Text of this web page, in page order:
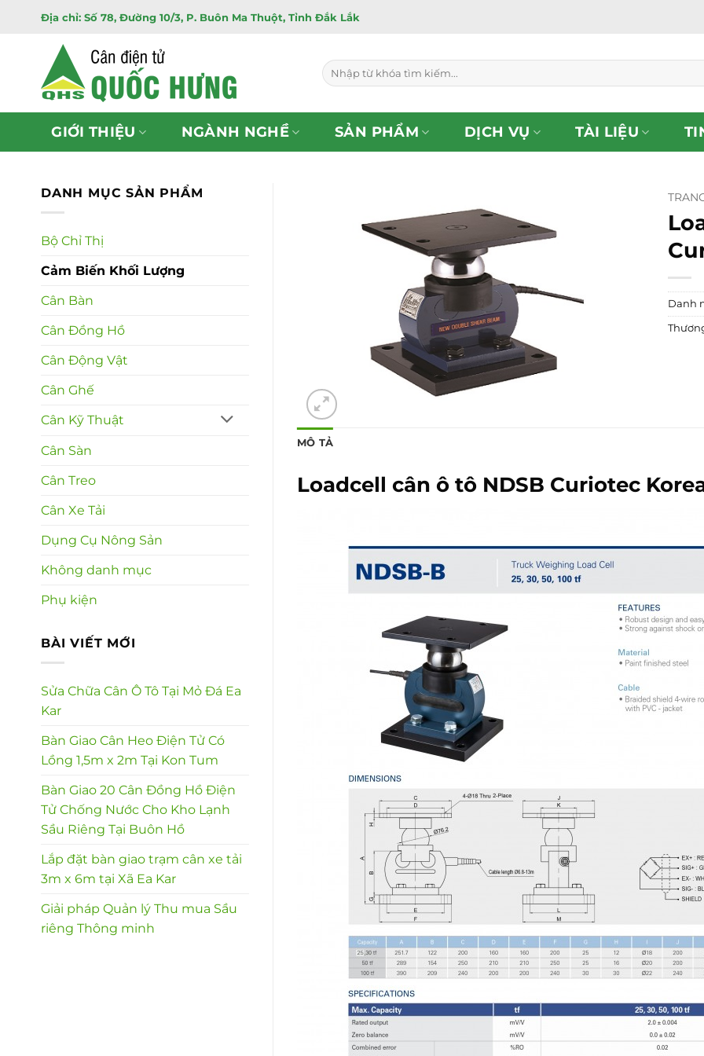
Địa chỉ: Số 78, Đường 10/3, P. Buôn Ma Thuột, Tỉnh Đắk Lắk
Tìm
kiếm:
GIỚI THIỆU NGÀNH NGHỀ SẢN PHẨM DỊCH VỤ TÀI LIỆU
DANH MỤC SẢN PHẨM
Bộ Chỉ Thị
Cảm Biến Khối Lượng
Cân Bàn
Cân Đồng Hồ
Cân Động Vật
Cân Ghế
Cân Kỹ Thuật
Cân Sàn
Cân Treo
Cân Xe Tải
Dụng Cụ Nông Sản
Không danh mục
Phụ kiện
BÀI VIẾT MỚI
Sửa Chữa Cân Ô Tô Tại Mỏ Đá Ea
Kar
Bàn Giao Cân Heo Điện Tử Có
Lồng 1,5m x 2m Tại Kon Tum
Bàn Giao 20 Cân Đồng Hồ Điện
Tử Chống Nước Cho Kho Lạnh
Sầu Riêng Tại Buôn Hồ
Lắp đặt bàn giao trạm cân xe tải
3m x 6m tại Xã Ea Kar
Giải pháp Quản lý Thu mua Sầu
riêng Thông minh
Danh
MÔ TẢ
Loadcell cân ô tô NDSB Curiotec